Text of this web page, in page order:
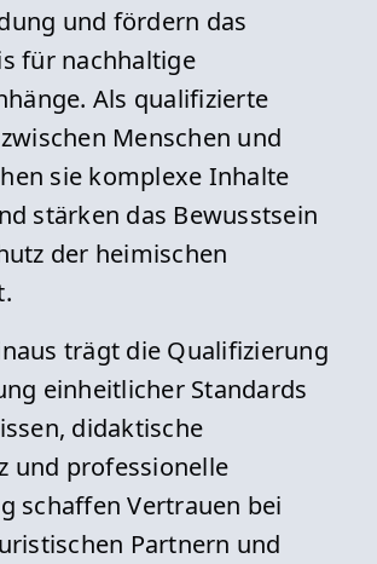
und fördern das
für nachhaltige
Als qualifizierte
Menschen und
sie komplexe Inhalte
stärken das Bewusstsein
der heimischen
trägt die Qualifizierung
einheitlicher Standards
didaktische
und professionelle
schaffen Vertrauen bei
Partnern und